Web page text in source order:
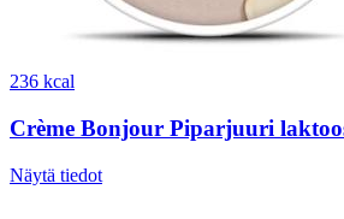
236 kcal
Crème Bonjour Piparjuuri
Näytä tiedot